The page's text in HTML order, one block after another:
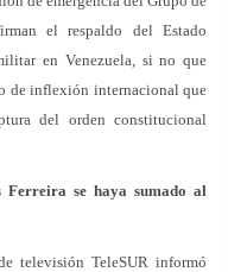
el respaldo del Estado
en Venezuela, si no que
de inflexión internacional que
del orden constitucional
Ferreira se haya sumado al
televisión TeleSUR informó